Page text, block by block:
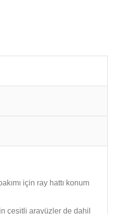
için ray hattı konum
çeşitli arayüzler de dahil